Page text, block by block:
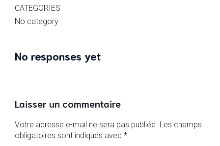
CATEGORIES
No category
No responses yet
Laisser un commentaire
Votre adresse e-mail ne sera pas publiée. Les champs
obligatoires sont indiqués avec *